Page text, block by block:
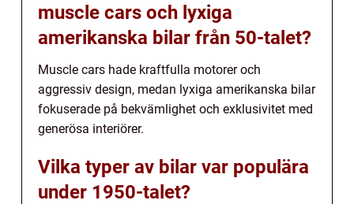
muscle cars och lyxiga
amerikanska bilar från 50-talet?
Muscle cars hade kraftfulla motorer och
aggressiv design, medan lyxiga amerikanska bilar
fokuserade på bekvämlighet och exklusivitet med
generösa interiörer.
Vilka typer av bilar var populära
under 1950-talet?